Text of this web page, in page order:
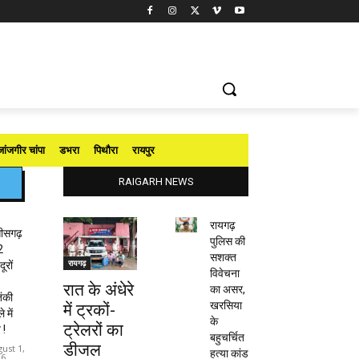
चांपा डभरा पिथौरा रायपुर
में
!
1,
RAIGARH NEWS
रायगढ़
रात के अंधेरे
में ट्रकों-
ट्रेलरों का
डीजल
रायगढ़
पुलिस की
सशक्त
विवेचना
का असर,
खरसिया
के
बहुचर्चित
हत्या कांड